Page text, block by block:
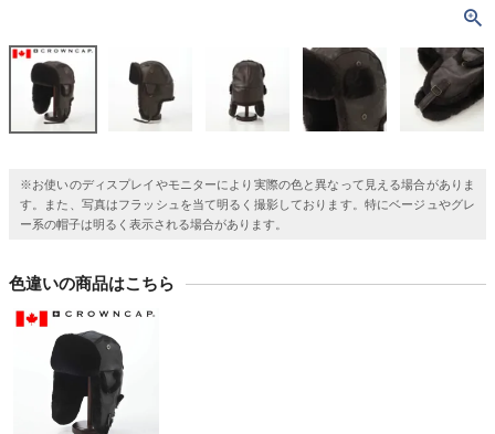
※お使いのディスプレイやモニターにより実際の色と異なって見える場合がありま
す。また、写真はフラッシュを当て明るく撮影しております。特にベージュやグレ
ー系の帽子は明るく表示される場合があります。
色違いの商品はこちら